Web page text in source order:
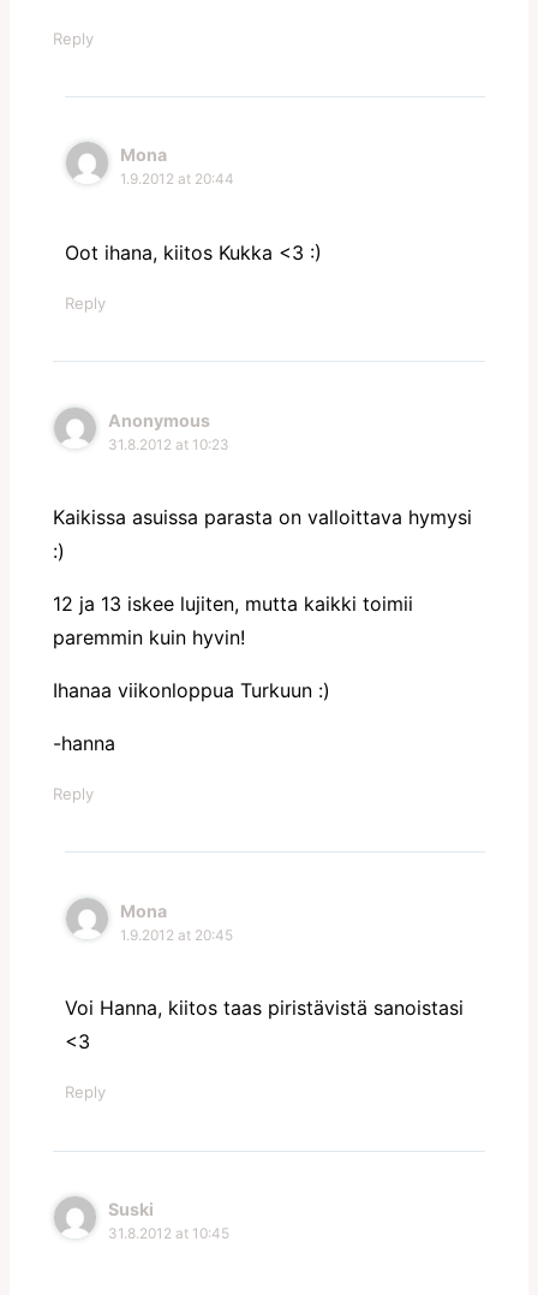
Reply
Mona
1.9.2012 at 20:44
Oot ihana, kiitos Kukka <3 :)
Reply
Anonymous
31.8.2012 at 10:23
Kaikissa asuissa parasta on valloittava hymysi
:)
12 ja 13 iskee lujiten, mutta kaikki toimii
paremmin kuin hyvin!
Ihanaa viikonloppua Turkuun :)
-hanna
Reply
Mona
1.9.2012 at 20:45
Voi Hanna, kiitos taas piristävistä sanoistasi
<3
Reply
Suski
31.8.2012 at 10:45